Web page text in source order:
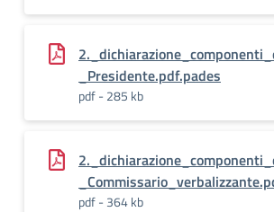
_Presidente.pdf.pades
pdf - 285 kb
pdf - 364 kb